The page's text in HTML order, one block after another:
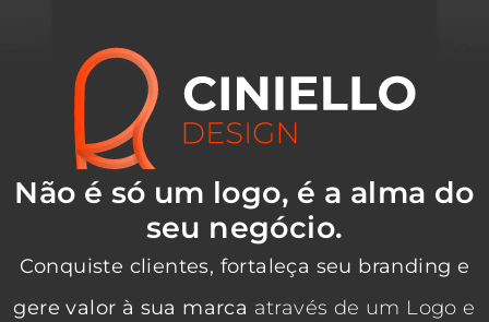
Não é só um logo, é a alma do
seu negócio.
Conquiste clientes, fortaleça seu branding e
gere valor à sua marca através de um Logo e